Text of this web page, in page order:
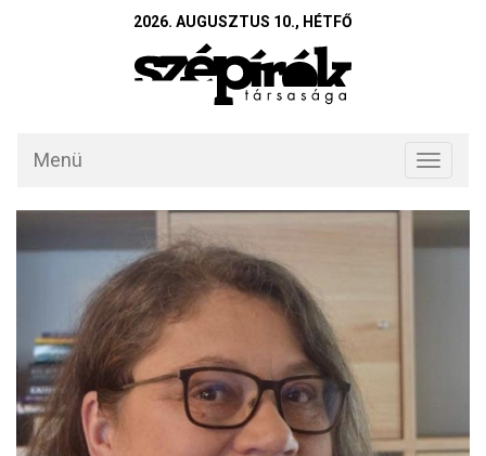
2026. AUGUSZTUS 10., HÉTFŐ
Toggle
Menü